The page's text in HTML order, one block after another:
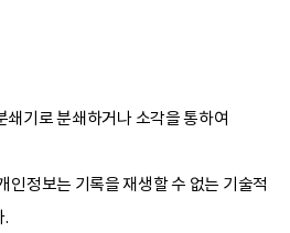
기로 분쇄하거나 소각을 통하여
인정보는 기록을 재생할 수 없는 기술적
.